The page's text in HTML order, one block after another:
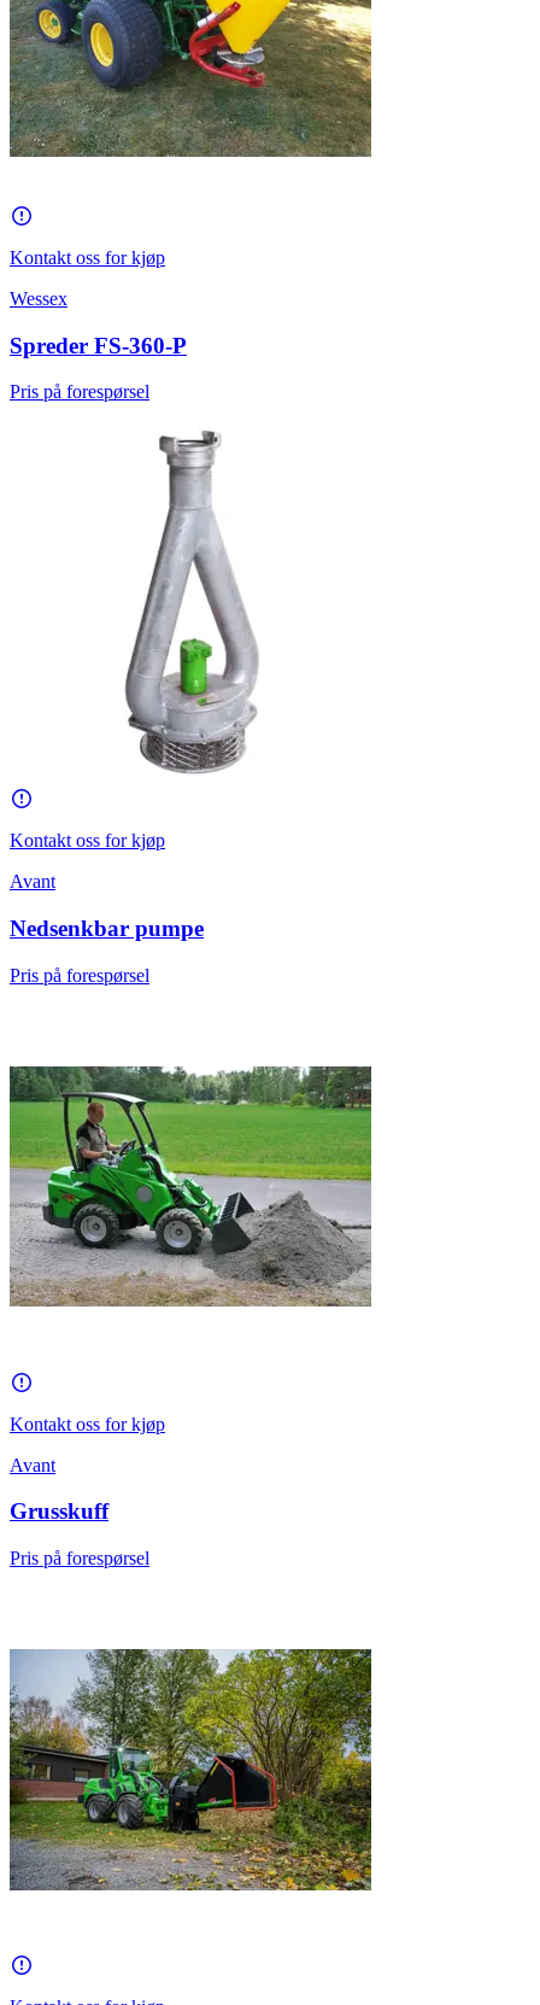
Kontakt oss for kjøp
Wessex
Spreder FS-360-P
Pris på forespørsel
Kontakt oss for kjøp
Avant
Nedsenkbar pumpe
Pris på forespørsel
Kontakt oss for kjøp
Avant
Grusskuff
Pris på forespørsel